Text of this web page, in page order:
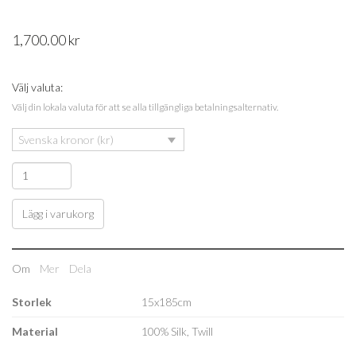
1,700.00kr
Välj valuta:
Välj din lokala valuta för att se alla tillgängliga betalningsalternativ.
Svenska kronor (kr)
Lägg i varukorg
Om Mer Dela
Storlek 15x185cm
Material 100% Silk, Twill